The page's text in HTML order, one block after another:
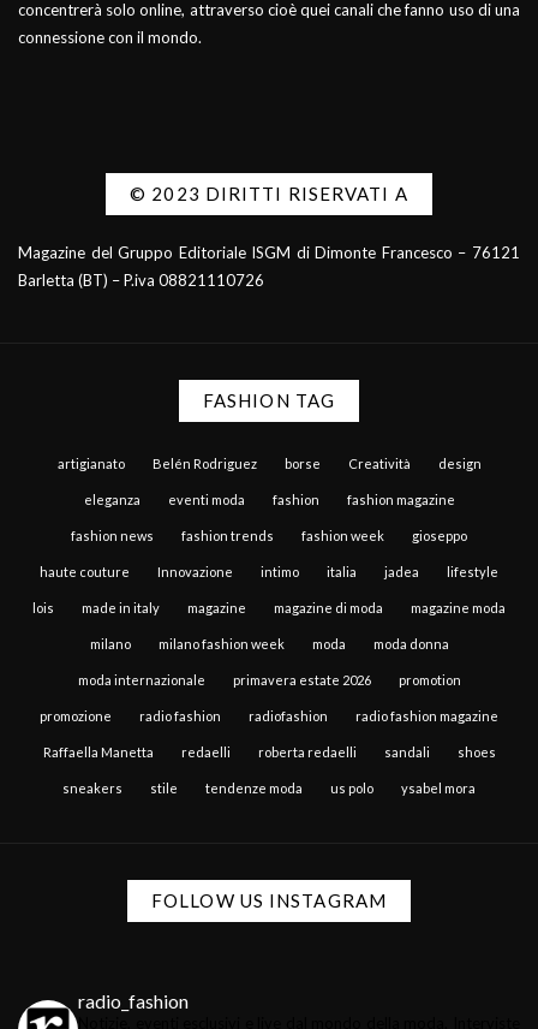
concentrerà solo online, attraverso cioè quei canali che fanno uso di una
connessione con il mondo.
© 2023 DIRITTI RISERVATI A
Magazine del Gruppo Editoriale ISGM di Dimonte Francesco – 76121
Barletta (BT) – P.iva 08821110726
FASHION TAG
artigianato Belén Rodriguez borse Creatività design
eleganza eventi moda fashion fashion magazine
fashion news fashion trends fashion week gioseppo
haute couture Innovazione intimo italia jadea lifestyle
lois made in italy magazine magazine di moda magazine moda
milano milano fashion week moda moda donna
moda internazionale primavera estate 2026 promotion
promozione radio fashion radiofashion radio fashion magazine
Raffaella Manetta redaelli roberta redaelli sandali shoes
sneakers stile tendenze moda us polo ysabel mora
FOLLOW US INSTAGRAM
radio_fashion